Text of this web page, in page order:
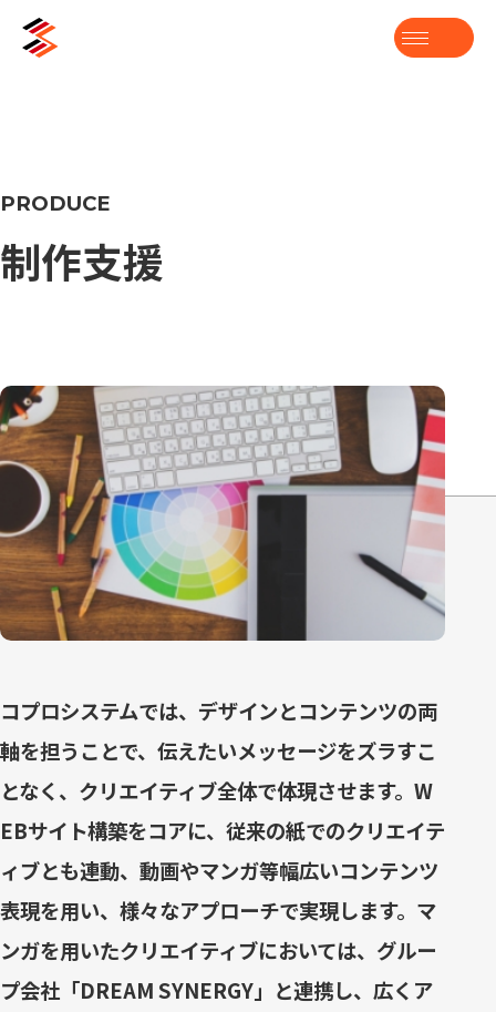
PRODUCE
制作支援
コプロシステムでは、デザインとコンテンツの両
軸を担うことで、伝えたいメッセージをズラすこ
となく、クリエイティブ全体で体現させます。W
EBサイト構築をコアに、従来の紙でのクリエイテ
ィブとも連動、動画やマンガ等幅広いコンテンツ
表現を用い、様々なアプローチで実現します。マ
ンガを用いたクリエイティブにおいては、グルー
プ会社「DREAM SYNERGY」と連携し、広くア